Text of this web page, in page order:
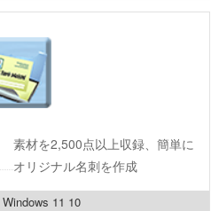
素材を2,500点以上収録、簡単に
オリジナル名刺を作成
11 10